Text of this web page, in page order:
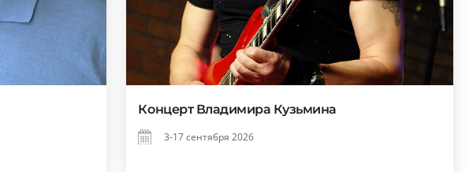
Концерт Владимира Кузьмина
3-17 сентября 2026